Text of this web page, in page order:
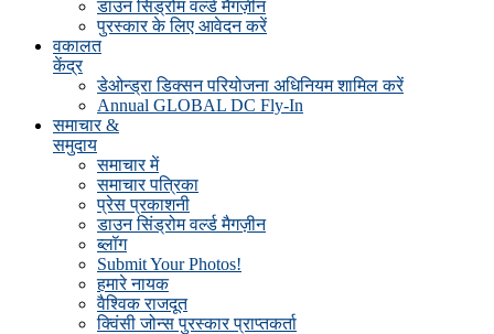
डाउन सिंड्रोम वर्ल्ड मैगज़ीन
पुरस्कार के लिए आवेदन करें
वकालत
केंद्र
डेओन्ड्रा डिक्सन परियोजना अधिनियम शामिल करें
Annual GLOBAL DC Fly-In
समाचार &
समुदाय
समाचार में
समाचार पत्रिका
प्रेस प्रकाशनी
डाउन सिंड्रोम वर्ल्ड मैगज़ीन
ब्लॉग
Submit Your Photos!
हमारे नायक
वैश्विक राजदूत
क्विंसी जोन्स पुरस्कार प्राप्तकर्ता